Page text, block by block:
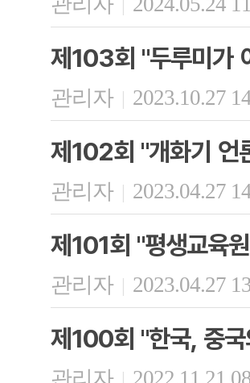
|
제103회 "두루미가
관리자 | 2023.10.27
제102회 "개화기
관리자 | 2023.04.27
제101회 "평생교육
관리자 | 2023.04.27
제100회 "한국, 중
관리자 | 2022.11.21